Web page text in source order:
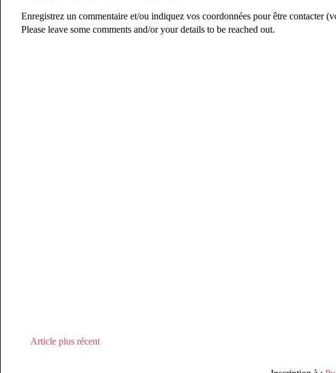
Enregistrez un commentaire et/ou indiquez vos coordonnées pour être contacter
Please leave some comments and/or your details to be reached out.
Article plus récent